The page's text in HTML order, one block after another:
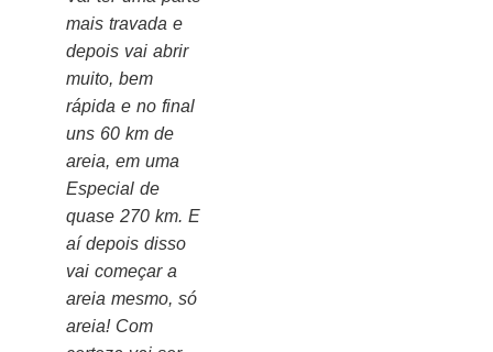
mais travada e
depois vai abrir
muito, bem
rápida e no final
uns 60 km de
areia, em uma
Especial de
quase 270 km. E
aí depois disso
vai começar a
areia mesmo, só
areia! Com